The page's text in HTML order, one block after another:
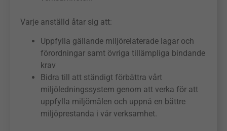
Varje anställd åtar sig att:
Uppfylla gällande miljörelaterade lagar och
förordningar samt övriga tillämpliga bindande
krav
Bidra till att ständigt förbättra vårt
miljöledningssystem genom att verka för att
uppfylla miljömålen och uppnå en bättre
miljöprestanda i vår verksamhet.